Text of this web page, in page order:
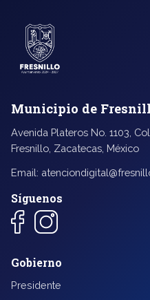
Municipio de
Avenida Plateros No. 1103,
Fresnillo, Zacatecas, México
Email:
Síguenos
Gobierno
Presidente